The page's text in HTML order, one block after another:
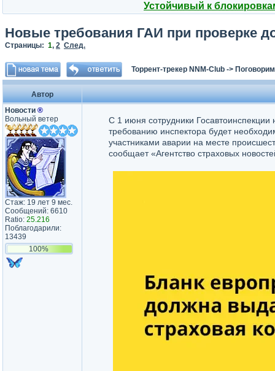
Устойчивый к
Новые требования ГАИ при проверке
Страницы: 1, 2 След.
Торрент-трекер NNM-Club -> Поговорим
Автор
Новости ®
Вольный ветер
Стаж: 19 лет 9 мес.
Сообщений: 6610
Ratio: 25.216
Поблагодарили:
13439
100%
С 1 июня сотрудники
требованию инспектора будет
участниками аварии на месте
сообщает «Агентство страховых